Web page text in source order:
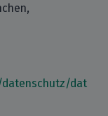
dat